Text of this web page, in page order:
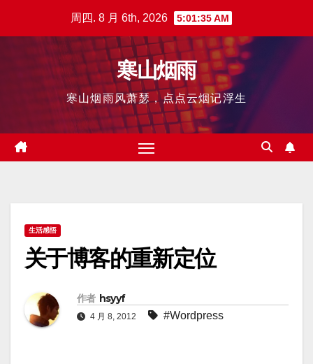
周四. 8 月 6th, 2026 5:01:36 AM
寒山烟雨
寒山烟雨风萧瑟，点点云烟记浮生
生活感悟
关于博客的重新定位
作者 hsyyf
4 月 8, 2012 #Wordpress